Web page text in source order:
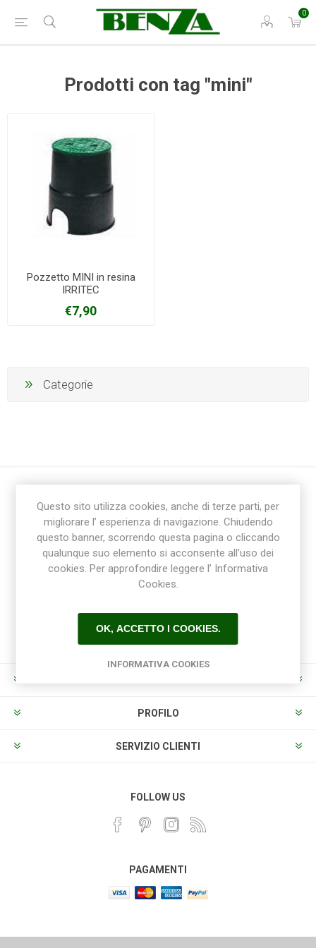
0
Prodotti con tag "mini"
Pozzetto MINI in resina
IRRITEC
€7,90
Categorie
Ricevi la newsletter
PROFILO
SERVIZIO CLIENTI
FOLLOW US
PAGAMENTI
Questo sito utilizza cookies, anche di terze parti, per
migliorare l’ esperienza di navigazione. Chiudendo
questo banner, scorrendo questa pagina o cliccando
qualunque suo elemento si acconsente all’uso dei
cookies. Per approfondire leggere l’ Informativa
Cookies.
OK, ACCETTO I COOKIES.
INFORMATIVA COOKIES